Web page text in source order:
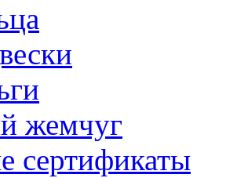
жемчуг
сертификаты